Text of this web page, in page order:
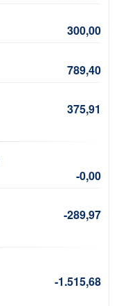
300,00
789,40
375,91
-0,00
-289,97
-1.515,68